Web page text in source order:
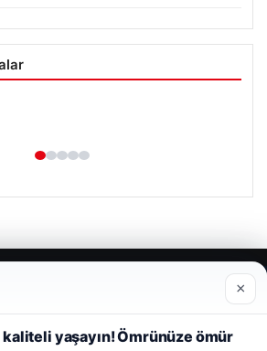
daha iyi anlayabilmek,
ve geliştirmek amacıyla çerezler
×
yaşayın! Ömrünüze ömür